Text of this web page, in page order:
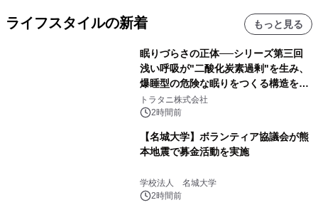
ライフスタイルの新着 もっと見る
眠りづらさの正体──シリーズ第三回
浅い呼吸が"二酸化炭素過剰"を生み、
爆睡型の危険な眠りをつくる構造を解
説
トラタニ株式会社
2時間前
【名城大学】ボランティア協議会が熊
本地震で募金活動を実施
学校法人 名城大学
2時間前